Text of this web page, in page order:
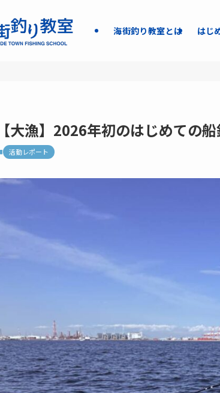
海街釣り教室とは はじ
【大漁】2026年初のはじめての
活動レポート